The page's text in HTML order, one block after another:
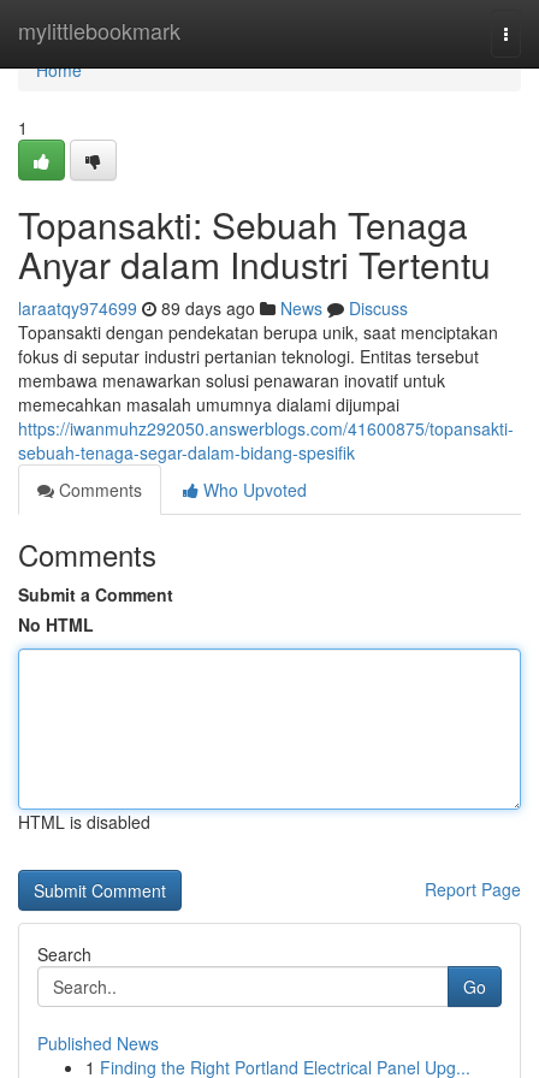
mylittlebookmark
Home
Home
1
Topansakti: Sebuah Tenaga
Anyar dalam Industri Tertentu
laraatqy974699 89 days ago News
Discuss
Topansakti dengan pendekatan berupa unik, saat menciptakan
fokus di seputar industri pertanian teknologi. Entitas tersebut
membawa menawarkan solusi penawaran inovatif untuk
memecahkan masalah umumnya dialami dijumpai
https://iwanmuhz292050.answerblogs.com/41600875/topansakti-
sebuah-tenaga-segar-dalam-bidang-spesifik
Comments
Who Upvoted
Comments
Submit a Comment
No HTML
HTML is disabled
Report Page
Search
Go
Published News
1 Finding the Right Portland Electrical Panel Upg...